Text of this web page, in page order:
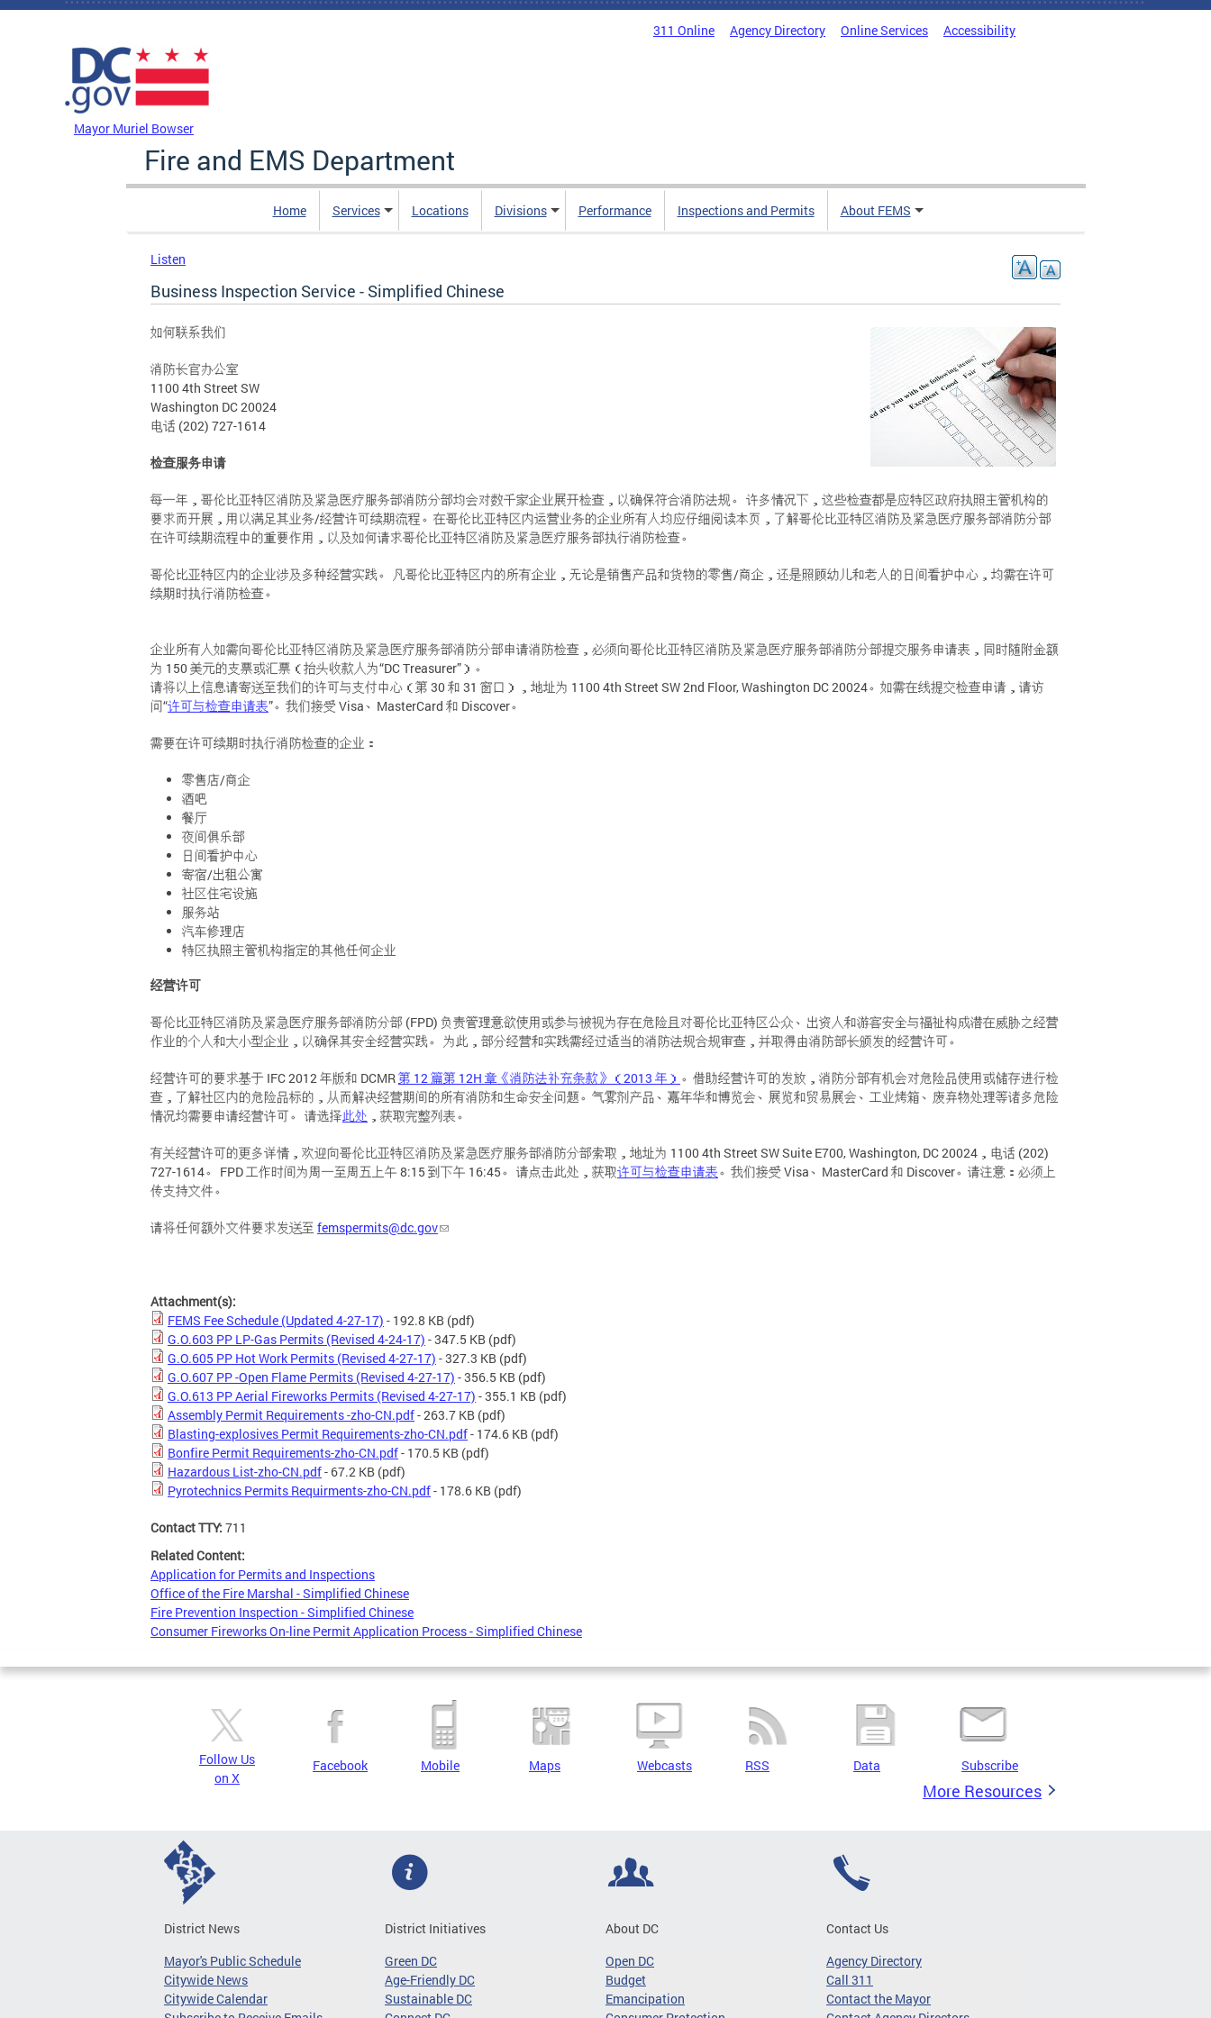
Skip to main content
311 Online Agency Directory Online Services Accessibility
Mayor Muriel Bowser
Fire and EMS Department
Home Services Locations Divisions Performance Inspections and Permits About FEMS
Listen
Business Inspection Service - Simplified Chinese
如何联系我们
消防长官办公室
1100 4th Street SW
Washington DC 20024
电话 (202) 727-1614
检查服务申请
每一年，哥伦比亚特区消防及紧急医疗服务部消防分部均会对数千家企业展开检查，以确保符合消防法规。 许多情况下，这些检查都是应特区政府执照主管机构的
要求而开展，用以满足其业务/经营许可续期流程。在哥伦比亚特区内运营业务的企业所有人均应仔细阅读本页，了解哥伦比亚特区消防及紧急医疗服务部消防分部
在许可续期流程中的重要作用，以及如何请求哥伦比亚特区消防及紧急医疗服务部执行消防检查。
哥伦比亚特区内的企业涉及多种经营实践。 凡哥伦比亚特区内的所有企业，无论是销售产品和货物的零售/商企，还是照顾幼儿和老人的日间看护中心，均需在许可
续期时执行消防检查。
企业所有人如需向哥伦比亚特区消防及紧急医疗服务部消防分部申请消防检查，必须向哥伦比亚特区消防及紧急医疗服务部消防分部提交服务申请表，同时随附金额
为 150 美元的支票或汇票（抬头收款人为“DC Treasurer”）。
请将以上信息请寄送至我们的许可与支付中心（第 30 和 31 窗口），地址为 1100 4th Street SW 2nd Floor, Washington DC 20024。如需在线提交检查申请，请访
问“许可与检查申请表”。我们接受 Visa、MasterCard 和 Discover。
需要在许可续期时执行消防检查的企业：
零售店/商企
酒吧
餐厅
夜间俱乐部
日间看护中心
寄宿/出租公寓
社区住宅设施
服务站
汽车修理店
特区执照主管机构指定的其他任何企业
经营许可
哥伦比亚特区消防及紧急医疗服务部消防分部 (FPD) 负责管理意欲使用或参与被视为存在危险且对哥伦比亚特区公众、出资人和游客安全与福祉构成潜在威胁之经营
作业的个人和大小型企业，以确保其安全经营实践。 为此，部分经营和实践需经过适当的消防法规合规审查，并取得由消防部长颁发的经营许可。
经营许可的要求基于 IFC 2012 年版和 DCMR第 12 篇第 12H 章《消防法补充条款》（2013 年） 。借助经营许可的发放，消防分部有机会对危险品使用或储存进行检
查，了解社区内的危险品标的，从而解决经营期间的所有消防和生命安全问题。气雾剂产品、嘉年华和博览会、展览和贸易展会、工业烤箱、废弃物处理等诸多危险
情况均需要申请经营许可。 请选择此处 ，获取完整列表。
有关经营许可的更多详情，欢迎向哥伦比亚特区消防及紧急医疗服务部消防分部索取，地址为 1100 4th Street SW Suite E700, Washington, DC 20024，电话 (202)
727-1614。 FPD 工作时间为周一至周五上午 8:15 到下午 16:45。 请点击此处，获取许可与检查申请表。我们接受 Visa、MasterCard 和 Discover。请注意：必须上
传支持文件。
请将任何额外文件要求发送至 femspermits@dc.gov
Attachment(s):
FEMS Fee Schedule (Updated 4-27-17) - 192.8 KB (pdf)
G.O.603 PP LP-Gas Permits (Revised 4-24-17) - 347.5 KB (pdf)
G.O.605 PP Hot Work Permits (Revised 4-27-17) - 327.3 KB (pdf)
G.O.607 PP -Open Flame Permits (Revised 4-27-17) - 356.5 KB (pdf)
G.O.613 PP Aerial Fireworks Permits (Revised 4-27-17) - 355.1 KB (pdf)
Assembly Permit Requirements -zho-CN.pdf- 263.7 KB (pdf)
Blasting-explosives Permit Requirements-zho-CN.pdf- 174.6 KB (pdf)
Bonfire Permit Requirements-zho-CN.pdf- 170.5 KB (pdf)
Hazardous List-zho-CN.pdf- 67.2 KB (pdf)
Pyrotechnics Permits Requirments-zho-CN.pdf- 178.6 KB (pdf)
Contact TTY: 711
Related Content:
Application for Permits and Inspections
Office of the Fire Marshal - Simplified Chinese
Fire Prevention Inspection - Simplified Chinese
Consumer Fireworks On-line Permit Application Process - Simplified Chinese
Follow Us
on X
Facebook Mobile Maps Webcasts RSS Data Subscribe
More Resources
District News
Mayor's Public Schedule
Citywide News
Citywide Calendar
District Initiatives
Green DC
Age-Friendly DC
Sustainable DC
About DC
Open DC
Budget
Emancipation
Contact Us
Agency Directory
Call 311
Contact the Mayor